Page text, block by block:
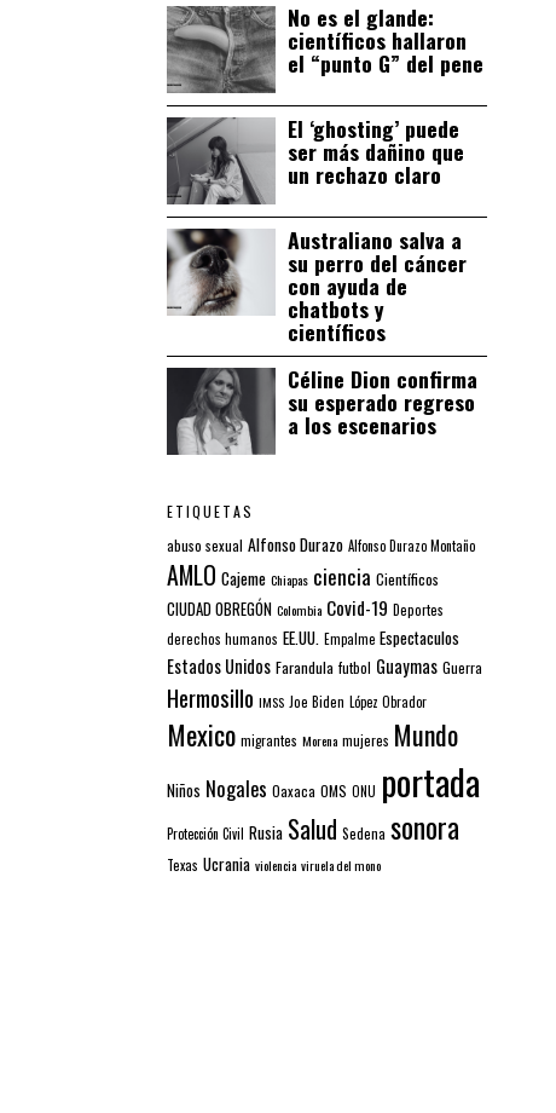
No es el glande:
científicos hallaron
el “punto G” del pene
El ‘ghosting’ puede
ser más dañino que
un rechazo claro
Australiano salva a
su perro del cáncer
con ayuda de
chatbots y
científicos
Céline Dion confirma
su esperado regreso
a los escenarios
ETIQUETAS
abuso sexual Alfonso Durazo Alfonso Durazo Montaño
AMLO Cajeme Chiapas ciencia Científicos
CIUDAD OBREGÓN Colombia Covid-19 Deportes
derechos humanos EE.UU. Empalme Espectaculos
Estados Unidos Farandula futbol Guaymas Guerra
Hermosillo IMSS Joe Biden López Obrador
Mexico migrantes Morena mujeres Mundo
Niños Nogales Oaxaca OMS ONU portada
Protección Civil Rusia Salud Sedena sonora
Texas Ucrania violencia viruela del mono